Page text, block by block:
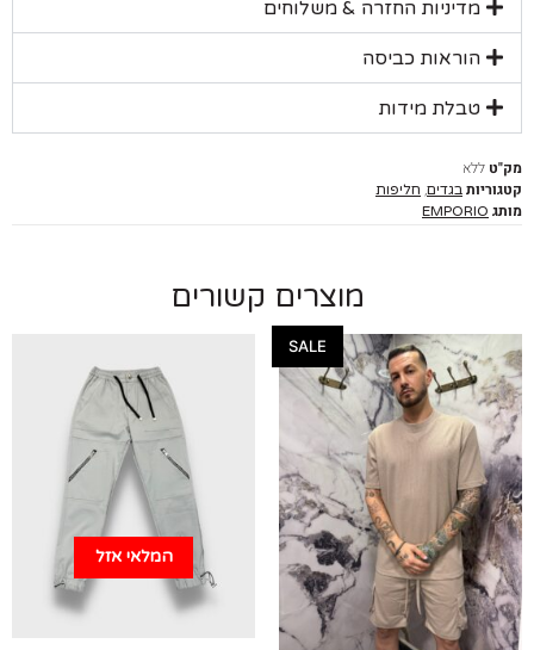
מדיניות החזרה & משלוחים
הוראות כביסה
טבלת מידות
ללא
בגדים, חליפות
EMPORIO
מוצרים קשורים
SALE
המלאי אזל